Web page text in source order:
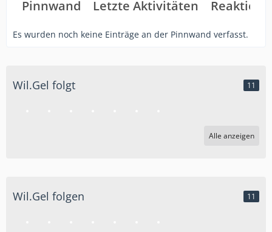
Pinnwand Letzte Aktivitäten
Es wurden noch keine Einträge an der Pinnwand verfasst.
Wil.Gel folgt 11
Alle anzeigen
Wil.Gel folgen 11